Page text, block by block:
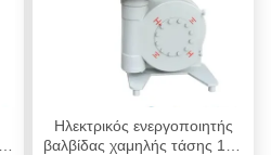
Ηλεκτρικός ενεργοποιητής
βαλβίδας χαμηλής τάσης 180